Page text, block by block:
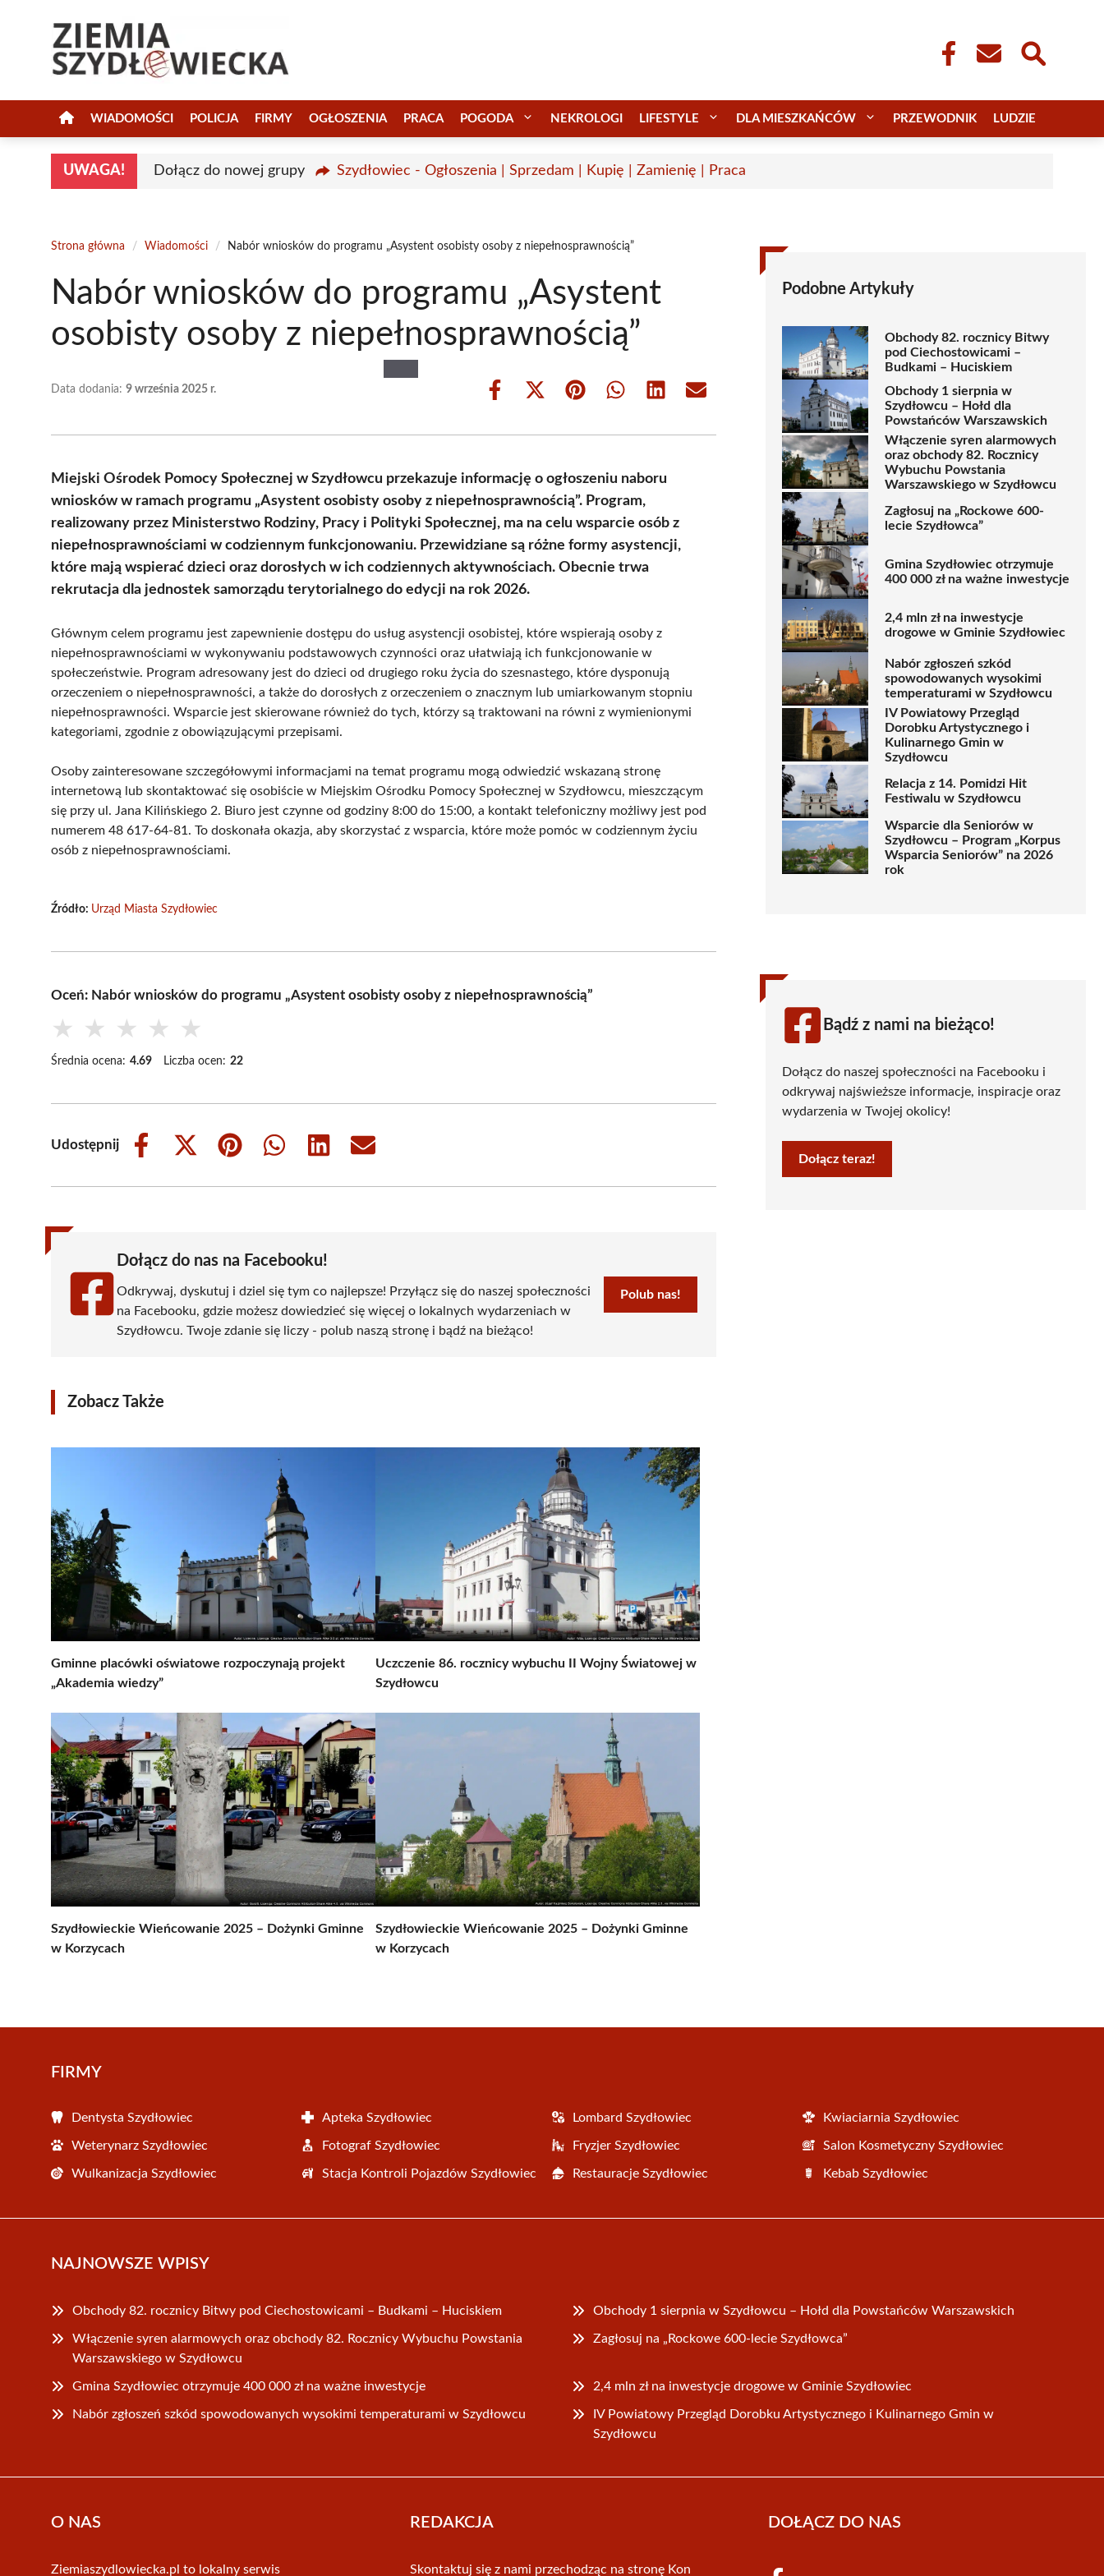
WIADOMOŚCI POLICJA FIRMY OGŁOSZENIA PRACA POGODA NEKROLOGI LIFESTYLE DLA MIESZKAŃCÓW PRZEWODNIK LUDZIE
UWAGA! Dołącz do nowej grupy Szydłowiec - Ogłoszenia | Sprzedam | Kupię | Zamienię | Praca
Strona główna / Wiadomości / Nabór wniosków do programu „Asystent osobisty osoby z niepełnosprawnością”
Nabór wniosków do programu „Asystent
osobisty osoby z niepełnosprawnością”
Data dodania: 9 września 2025 r.
Share
Share
(Twitter)
Share Share Share Share
Miejski Ośrodek Pomocy Społecznej w Szydłowcu przekazuje informację o ogłoszeniu naboru
wniosków w ramach programu „Asystent osobisty osoby z niepełnosprawnością”. Program,
realizowany przez Ministerstwo Rodziny, Pracy i Polityki Społecznej, ma na celu wsparcie osób z
niepełnosprawnościami w codziennym funkcjonowaniu. Przewidziane są różne formy asystencji,
które mają wspierać dzieci oraz dorosłych w ich codziennych aktywnościach. Obecnie trwa
rekrutacja dla jednostek samorządu terytorialnego do edycji na rok 2026.
Głównym celem programu jest zapewnienie dostępu do usług asystencji osobistej, które wspierają osoby z
niepełnosprawnościami w wykonywaniu podstawowych czynności oraz ułatwiają ich funkcjonowanie w
społeczeństwie. Program adresowany jest do dzieci od drugiego roku życia do szesnastego, które dysponują
orzeczeniem o niepełnosprawności, a także do dorosłych z orzeczeniem o znacznym lub umiarkowanym stopniu
niepełnosprawności. Wsparcie jest skierowane również do tych, którzy są traktowani na równi z wymienionymi
kategoriami, zgodnie z obowiązującymi przepisami.
Osoby zainteresowane szczegółowymi informacjami na temat programu mogą odwiedzić wskazaną stronę
internetową lub skontaktować się osobiście w Miejskim Ośrodku Pomocy Społecznej w Szydłowcu, mieszczącym
się przy ul. Jana Kilińskiego 2. Biuro jest czynne od godziny 8:00 do 15:00, a kontakt telefoniczny możliwy jest pod
numerem 48 617-64-81. To doskonała okazja, aby skorzystać z wsparcia, które może pomóc w codziennym życiu
osób z niepełnosprawnościami.
Źródło: Urząd Miasta Szydłowiec
Oceń: Nabór wniosków do programu „Asystent osobisty osoby z niepełnosprawnością”
★ ★ ★ ★ ★
Średnia ocena: 4.69 Liczba ocen: 22
Udostępnij
Share
Share
(Twitter)
Share
Share
Share
Share
Dołącz do nas na Facebooku!
Odkrywaj, dyskutuj i dziel się tym co najlepsze! Przyłącz się do naszej społeczności
na Facebooku, gdzie możesz dowiedzieć się więcej o lokalnych wydarzeniach w
Szydłowcu. Twoje zdanie się liczy - polub naszą stronę i bądź na bieżąco!
Polub nas!
Zobacz Także
Gminne placówki oświatowe rozpoczynają projekt
„Akademia wiedzy”
Uczczenie 86. rocznicy wybuchu II Wojny Światowej w
Szydłowcu
Szydłowieckie Wieńcowanie 2025 – Dożynki Gminne
w Korzycach
Szydłowieckie Wieńcowanie 2025 – Dożynki Gminne
w Korzycach
Podobne Artykuły
Obchody 82. rocznicy Bitwy
pod Ciechostowicami –
Budkami – Huciskiem
Obchody 1 sierpnia w
Szydłowcu – Hołd dla
Powstańców Warszawskich
Włączenie syren alarmowych
oraz obchody 82. Rocznicy
Wybuchu Powstania
Warszawskiego w Szydłowcu
Zagłosuj na „Rockowe 600-
lecie Szydłowca”
Gmina Szydłowiec otrzymuje
400 000 zł na ważne inwestycje
2,4 mln zł na inwestycje
drogowe w Gminie Szydłowiec
Nabór zgłoszeń szkód
spowodowanych wysokimi
temperaturami w Szydłowcu
IV Powiatowy Przegląd
Dorobku Artystycznego i
Kulinarnego Gmin w
Szydłowcu
Relacja z 14. Pomidzi Hit
Festiwalu w Szydłowcu
Wsparcie dla Seniorów w
Szydłowcu – Program „Korpus
Wsparcia Seniorów” na 2026
rok
Bądź z nami na bieżąco!
Dołącz do naszej społeczności na Facebooku i
odkrywaj najświeższe informacje, inspiracje oraz
wydarzenia w Twojej okolicy!
Dołącz teraz!
FIRMY
Dentysta Szydłowiec Apteka Szydłowiec Lombard Szydłowiec Kwiaciarnia Szydłowiec
Weterynarz Szydłowiec Fotograf Szydłowiec Fryzjer Szydłowiec Salon Kosmetyczny Szydłowiec
Wulkanizacja Szydłowiec Stacja Kontroli Pojazdów Szydłowiec Restauracje Szydłowiec Kebab Szydłowiec
NAJNOWSZE WPISY
Obchody 82. rocznicy Bitwy pod Ciechostowicami – Budkami – Huciskiem Obchody 1 sierpnia w Szydłowcu – Hołd dla Powstańców Warszawskich
Włączenie syren alarmowych oraz obchody 82. Rocznicy Wybuchu Powstania
Warszawskiego w Szydłowcu
Zagłosuj na „Rockowe 600-lecie Szydłowca”
Gmina Szydłowiec otrzymuje 400 000 zł na ważne inwestycje 2,4 mln zł na inwestycje drogowe w Gminie Szydłowiec
Nabór zgłoszeń szkód spowodowanych wysokimi temperaturami w Szydłowcu
IV Powiatowy Przegląd Dorobku Artystycznego i Kulinarnego Gmin w
Szydłowcu
O NAS
Ziemiaszydlowiecka.pl to lokalny serwis
REDAKCJA
Skontaktuj się z nami przechodząc na stronę Kon
DOŁĄCZ DO NAS